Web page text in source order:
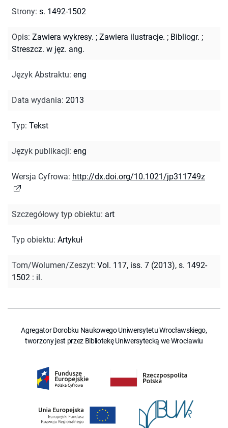
Strony: s. 1492-1502
Opis: Zawiera wykresy. ; Zawiera ilustracje. ; Bibliogr. ;
Streszcz. w jęz. ang.
Język Abstraktu: eng
Data wydania: 2013
Typ: Tekst
Język publikacji: eng
Wersja Cyfrowa: http://dx.doi.org/10.1021/jp311749z
Szczegółowy typ obiektu: art
Typ obiektu: Artykuł
Tom/Wolumen/Zeszyt: Vol. 117, iss. 7 (2013), s. 1492-
1502 : il.
Agregator Dorobku Naukowego Uniwersytetu Wrocławskiego,
tworzony jest przez Bibliotekę Uniwersytecką we Wrocławiu